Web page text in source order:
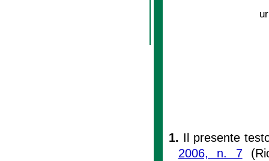
1. Il presente
2006, n. 7